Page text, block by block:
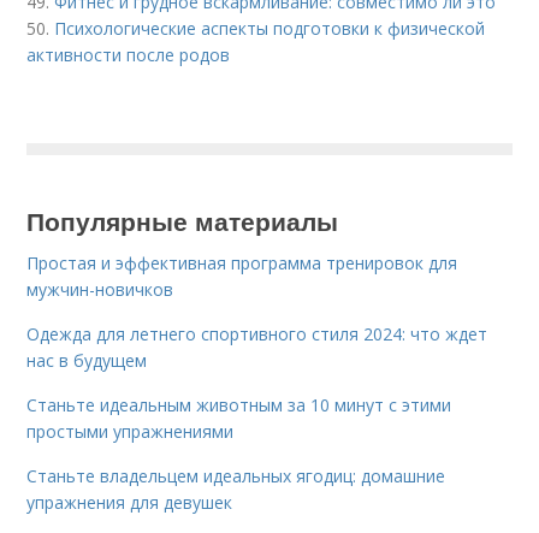
50. Психологические аспекты подготовки к физической
активности после родов
Популярные материалы
Простая и эффективная программа тренировок для
мужчин-новичков
Одежда для летнего спортивного стиля 2024: что ждет
нас в будущем
Станьте идеальным животным за 10 минут с этими
простыми упражнениями
Станьте владельцем идеальных ягодиц: домашние
упражнения для девушек